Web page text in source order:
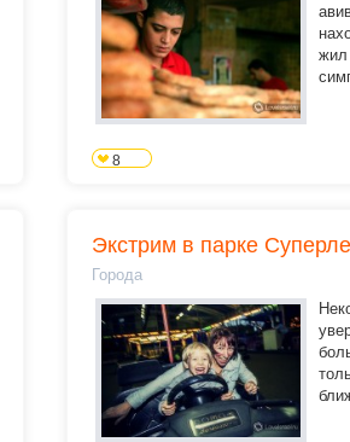
8
Экстрим в парке
Города